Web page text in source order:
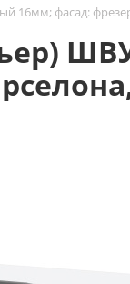
16мм; фасад: